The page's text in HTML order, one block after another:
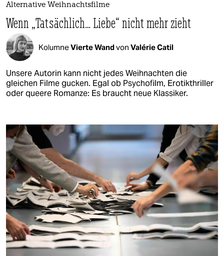
Alternative Weihnachtsfilme
Wenn „Tatsächlich… Liebe“ nicht mehr zieht
KolumneVierte Wandvon Valérie Catil
Unsere Autorin kann nicht jedes Weihnachten die
gleichen Filme gucken. Egal ob Psychofilm, Erotikthriller
oder queere Romanze: Es braucht neue Klassiker.